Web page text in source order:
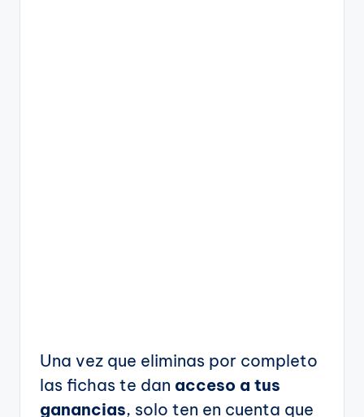
Una vez que eliminas por completo
las fichas te dan acceso a tus
ganancias, solo ten en cuenta que